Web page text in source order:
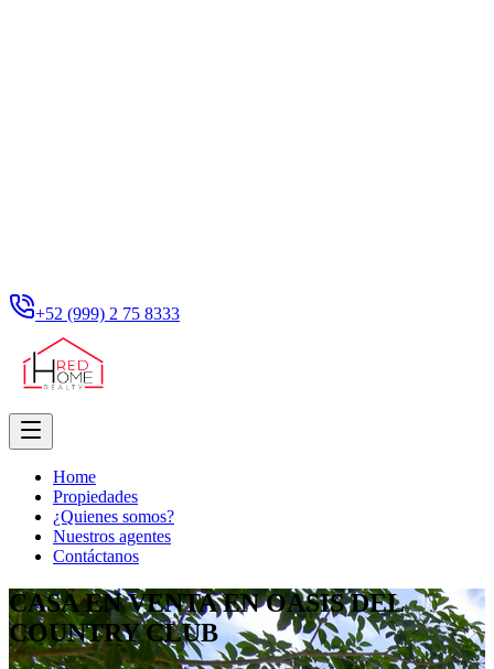
+52 (999) 2 75 8333
Home
Propiedades
¿Quienes somos?
Nuestros agentes
Contáctanos
CASA EN VENTA EN OASIS DEL
COUNTRY CLUB